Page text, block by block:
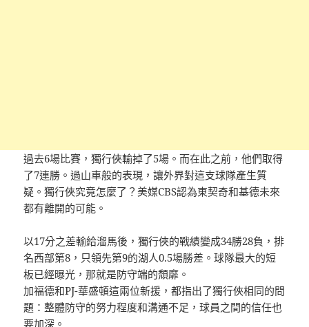
過去6場比賽，獨行俠輸掉了5場。而在此之前，他們取得
了7連勝。過山車般的表現，讓外界對這支球隊產生質
疑。獨行俠究竟怎麼了？美媒CBS認為東契奇和基德未來
都有離開的可能。
以17分之差輸給溜馬後，獨行俠的戰績變成34勝28負，排
名西部第8，只領先第9的湖人0.5場勝差。球隊最大的短
板已經曝光，那就是防守端的頹靡。
加福德和PJ-華盛頓這兩位新援，都指出了獨行俠相同的問
題：整體防守的努力程度和溝通不足，球員之間的信任也
要加深。